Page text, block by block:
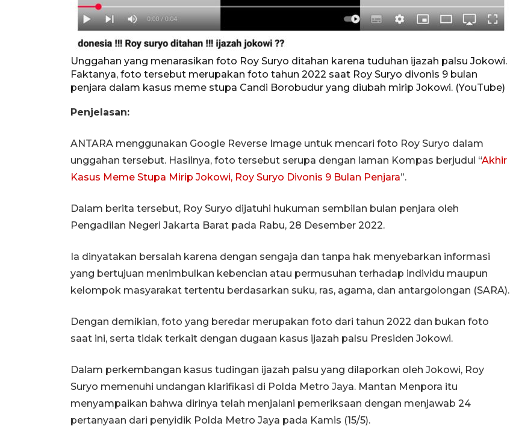
Unggahan yang menarasikan foto Roy Suryo ditahan karena tuduhan ijazah palsu Jokowi.
Faktanya, foto tersebut merupakan foto tahun 2022 saat Roy Suryo divonis 9 bulan
penjara dalam kasus meme stupa Candi Borobudur yang diubah mirip Jokowi. (YouTube)
Penjelasan:
ANTARA menggunakan Google Reverse Image untuk mencari foto Roy Suryo dalam
unggahan tersebut. Hasilnya, foto tersebut serupa dengan laman Kompas berjudul “Akhir
Kasus Meme Stupa Mirip Jokowi, Roy Suryo Divonis 9 Bulan Penjara”.
Dalam berita tersebut, Roy Suryo dijatuhi hukuman sembilan bulan penjara oleh
Pengadilan Negeri Jakarta Barat pada Rabu, 28 Desember 2022.
Ia dinyatakan bersalah karena dengan sengaja dan tanpa hak menyebarkan informasi
yang bertujuan menimbulkan kebencian atau permusuhan terhadap individu maupun
kelompok masyarakat tertentu berdasarkan suku, ras, agama, dan antargolongan (SARA).
Dengan demikian, foto yang beredar merupakan foto dari tahun 2022 dan bukan foto
saat ini, serta tidak terkait dengan dugaan kasus ijazah palsu Presiden Jokowi.
Dalam perkembangan kasus tudingan ijazah palsu yang dilaporkan oleh Jokowi, Roy
Suryo memenuhi undangan klarifikasi di Polda Metro Jaya. Mantan Menpora itu
menyampaikan bahwa dirinya telah menjalani pemeriksaan dengan menjawab 24
pertanyaan dari penyidik Polda Metro Jaya pada Kamis (15/5).